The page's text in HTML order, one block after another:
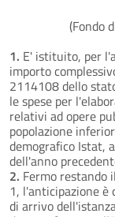
(Fondo
1. E' istituito, per
importo
2114108 dello
le spese per
relativi ad opere
popolazione
demografico Istat,
dell'anno
2. Fermo restando
1, l'anticipazione è
di arrivo